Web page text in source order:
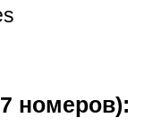
номеров):